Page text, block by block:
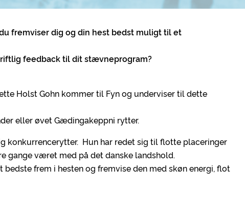
fremviser dig og din hest bedst muligt til et
feedback til dit stævneprogram?
Holst Gohn kommer til Fyn og underviser til dette
eller øvet Gædingakeppni rytter.
konkurrencerytter. Hun har redet sig til flotte placeringer
gange været med på det danske landshold.
frem i hesten og fremvise den med skøn energi, flot